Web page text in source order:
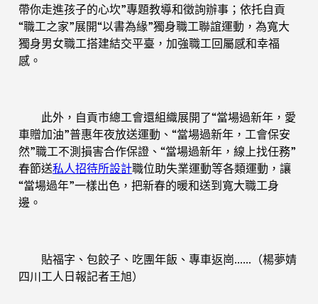
帶你走進孩子的心坎”專題教導和徵詢辦事；依托自貢
“職工之家”展開“以書為緣”獨身職工聯誼運動，為寬大
獨身男女職工搭建結交平臺，加強職工回屬感和幸福
感。
此外，自貢市總工會還組織展開了“當場過新年，愛
車贈加油”普惠年夜放送運動、“當場過新年，工會保安
然”職工不測損害合作保證、“當場過新年，線上找任務”
春節送私人招待所設計職位助失業運動等各類運動，讓
“當場過年”一樣出色，把新春的暖和送到寬大職工身
邊。
貼福字、包餃子、吃團年飯、專車返崗……（楊夢婧
四川工人日報記者王旭）